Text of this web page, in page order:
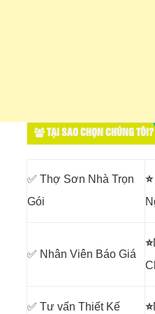
TẠI SAO CHỌN CHÚNG TÔI?
✅ Thợ Sơn Nhà Trọn
Gói
⭐
✅ Nhân Viên Báo Giá
⭐
✅ Tư vấn Thiết Kế ⭐